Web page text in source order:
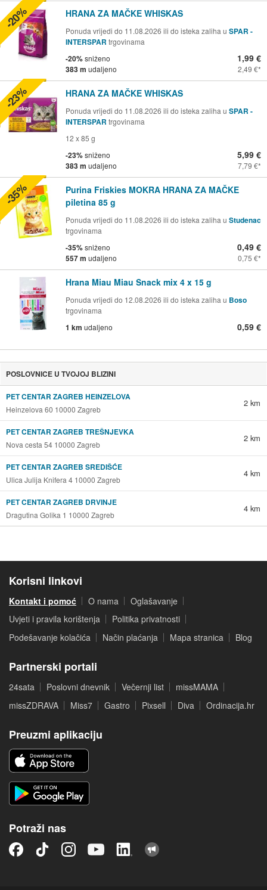
HRANA ZA MAČKE WHISKAS
Ponuda vrijedi do 11.08.2026 ili do isteka zaliha u SPAR -
INTERSPAR trgovinama
-20%sniženo
383 m udaljeno
1,99 €
2,49 €
-20%
HRANA ZA MAČKE WHISKAS
Ponuda vrijedi do 11.08.2026 ili do isteka zaliha u SPAR -
INTERSPAR trgovinama
12 x 85 g
-23%sniženo
383 m udaljeno
5,99 €
7,79 €
-23%
Purina Friskies MOKRA HRANA ZA MAČKE
piletina 85 g
Ponuda vrijedi do 11.08.2026 ili do isteka zaliha u Studenac
trgovinama
-35%sniženo
557 m udaljeno
0,49 €
0,75 €
-35%
Hrana Miau Miau Snack mix 4 x 15 g
Ponuda vrijedi do 12.08.2026 ili do isteka zaliha u Boso
trgovinama
1 km udaljeno 0,59 €
POSLOVNICE U TVOJOJ BLIZINI
PET CENTAR ZAGREB HEINZELOVA
Heinzelova 60 10000 Zagreb
2 km
PET CENTAR ZAGREB TREŠNJEVKA
Nova cesta 54 10000 Zagreb
2 km
PET CENTAR ZAGREB SREDIŠĆE
Ulica Julija Knifera 4 10000 Zagreb
4 km
PET CENTAR ZAGREB DRVINJE
Dragutina Golika 1 10000 Zagreb
4 km
Korisni linkovi
Kontakt i pomoć O nama
Oglašavanje
Uvjeti i pravila korištenja
Politika privatnosti
Podešavanje kolačića
Način plaćanja Mapa stranica Blog
Partnerski portali
24sata Poslovni dnevnik Večernji list
missMAMA
missZDRAVA
Miss7 Gastro Pixsell Diva Ordinacija.hr
Preuzmi aplikaciju
Potraži nas